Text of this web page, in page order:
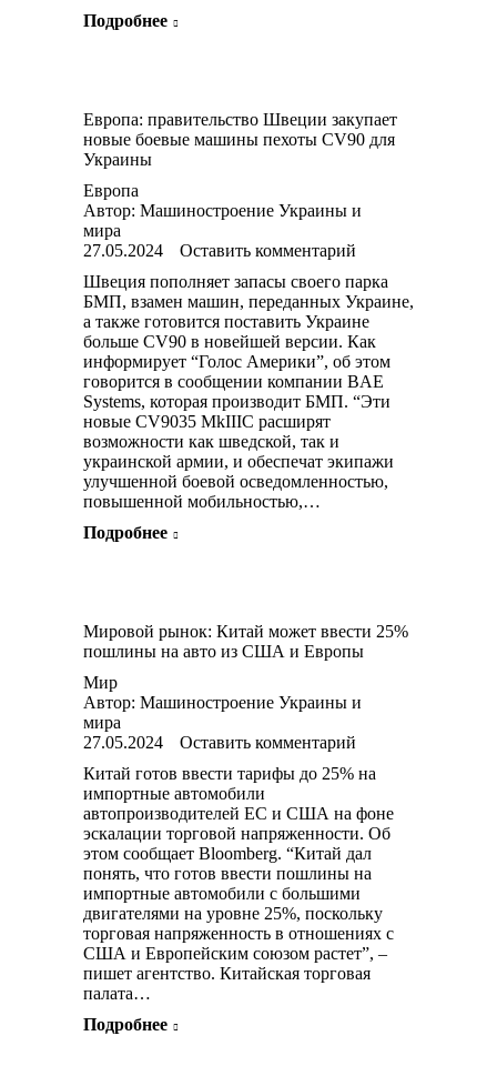
Подробнее
Европа: правительство Швеции закупает
новые боевые машины пехоты CV90 для
Украины
Европа
Автор: Машиностроение Украины и
мира
27.05.2024
Оставить комментарий
Швеция пополняет запасы своего парка
БМП, взамен машин, переданных Украине,
а также готовится поставить Украине
больше CV90 в новейшей версии. Как
информирует “Голос Америки”, об этом
говорится в сообщении компании BAE
Systems, которая производит БМП. “Эти
новые CV9035 MkIIIC расширят
возможности как шведской, так и
украинской армии, и обеспечат экипажи
улучшенной боевой осведомленностью,
повышенной мобильностью,…
Подробнее
Мировой рынок: Китай может ввести 25%
пошлины на авто из США и Европы
Мир
Автор: Машиностроение Украины и
мира
27.05.2024
Оставить комментарий
Китай готов ввести тарифы до 25% на
импортные автомобили
автопроизводителей ЕС и США на фоне
эскалации торговой напряженности. Об
этом сообщает Bloomberg. “Китай дал
понять, что готов ввести пошлины на
импортные автомобили с большими
двигателями на уровне 25%, поскольку
торговая напряженность в отношениях с
США и Европейским союзом растет”, –
пишет агентство. Китайская торговая
палата…
Подробнее